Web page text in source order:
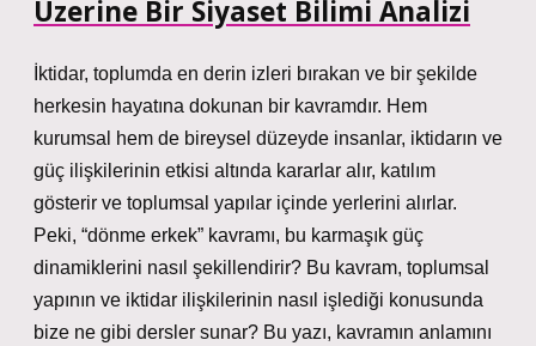
Üzerine Bir Siyaset Bilimi Analizi
İktidar, toplumda en derin izleri bırakan ve bir şekilde
herkesin hayatına dokunan bir kavramdır. Hem
kurumsal hem de bireysel düzeyde insanlar, iktidarın ve
güç ilişkilerinin etkisi altında kararlar alır, katılım
gösterir ve toplumsal yapılar içinde yerlerini alırlar.
Peki, “dönme erkek” kavramı, bu karmaşık güç
dinamiklerini nasıl şekillendirir? Bu kavram, toplumsal
yapının ve iktidar ilişkilerinin nasıl işlediği konusunda
bize ne gibi dersler sunar? Bu yazı, kavramın anlamını